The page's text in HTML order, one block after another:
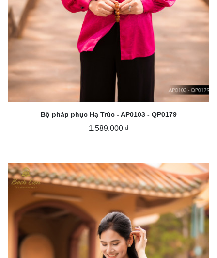
Bộ pháp phục Hạ Trúc - AP0103 - QP0179
1.589.000 ₫